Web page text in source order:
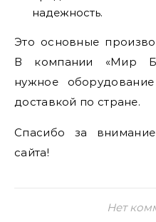
надежность.
Это основные
В компании «Мир
нужное
доставкой по стране.
Спасибо за
сайта!
Нет